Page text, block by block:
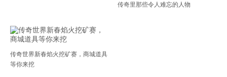
传奇里那些令人难忘的人物
传奇世界新春焰火挖矿赛，商城道具
等你来挖